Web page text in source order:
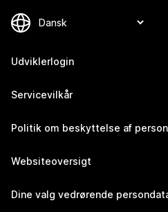
Udviklerlogin
Servicevilkår
Politik om beskyttelse af
Websiteoversigt
Dine valg vedrørende